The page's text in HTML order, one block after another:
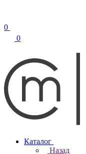
0
0
Каталог
Назад